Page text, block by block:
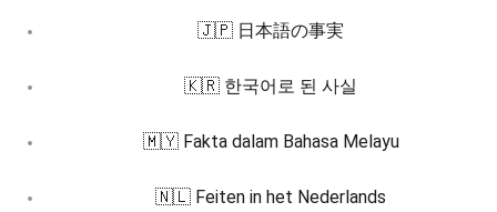
🇯🇵 日本語の事実
🇰🇷 한국어로 된 사실
🇲🇾 Fakta dalam Bahasa Melayu
🇳🇱 Feiten in het Nederlands